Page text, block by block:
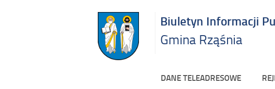
Biuletyn Informacji
Gmina Rząśnia
DANE TELEADRESOWE